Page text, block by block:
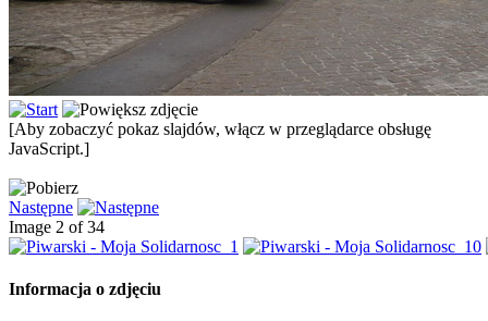
[Aby zobaczyć pokaz slajdów, włącz w przeglądarce obsługę
JavaScript.]
Następne
Image 2 of 34
Informacja o zdjęciu